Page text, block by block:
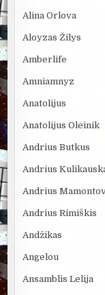
Alina Orlova
Aloyzas Žilys
Amberlife
Amniamnyz
Anatolijus
Anatolijus Oleinik
Andrius Butkus
Andrius
Andrius
Andrius Rimiškis
Andžikas
Angelou
Ansamblis Lelija